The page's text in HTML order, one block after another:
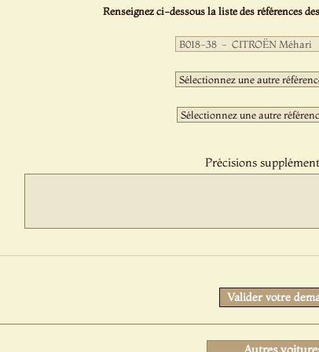
Renseignez ci-dessous la liste des références
Première
sélection
:Deuxième
sélection
:Troisième
sélection
Précisions
Valider votre